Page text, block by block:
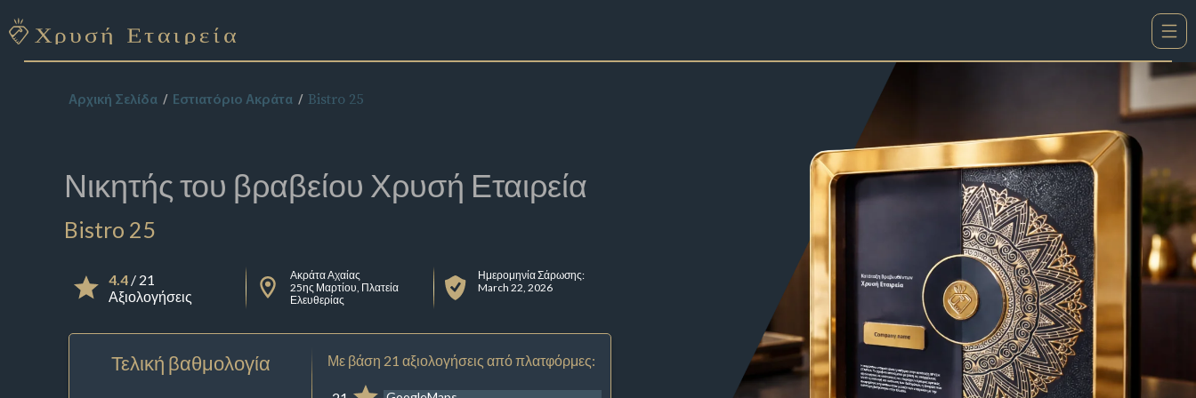
Αρχική Σελίδα Εστιατόριο Ακράτα Bistro 25
Νικητής του βραβείου Χρυσή Εταιρεία
Bistro 25
4.4/ 21
Αξιολογήσεις
Ακράτα Αχαίας
25ης Μαρτίου, Πλατεία
Ελευθερίας
Ημερομηνία Σάρωσης:
March 22, 2026
Τελική βαθμολογία Με βάση 21 αξιολογήσεις από πλατφόρμες: